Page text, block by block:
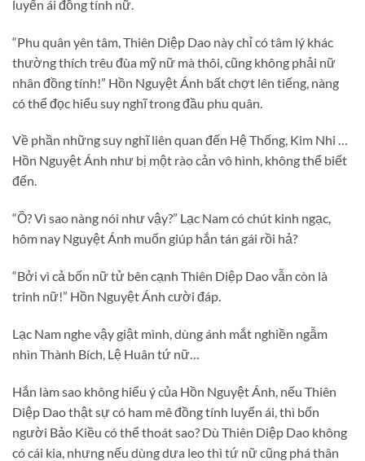
luyến ái đồng tính nữ.
“Phu quân yên tâm, Thiên Diệp Dao này chỉ có tâm lý khác
thường thích trêu đùa mỹ nữ mà thôi, cũng không phải nữ
nhân đồng tính!” Hồn Nguyệt Ánh bất chợt lên tiếng, nàng
có thể đọc hiểu suy nghĩ trong đầu phu quân.
Về phần những suy nghĩ liên quan đến Hệ Thống, Kim Nhi …
Hồn Nguyệt Ánh như bị một rào cản vô hình, không thể biết
đến.
“Ồ? Vì sao nàng nói như vậy?” Lạc Nam có chút kinh ngạc,
hôm nay Nguyệt Ánh muốn giúp hắn tán gái rồi hả?
“Bởi vì cả bốn nữ tử bên cạnh Thiên Diệp Dao vẫn còn là
trinh nữ!” Hồn Nguyệt Ánh cười đáp.
Lạc Nam nghe vậy giật mình, dùng ánh mắt nghiền ngẫm
nhìn Thành Bích, Lệ Huân tứ nữ…
Hắn làm sao không hiểu ý của Hồn Nguyệt Ánh, nếu Thiên
Diệp Dao thật sự có ham mê đồng tính luyến ái, thì bốn
người Bảo Kiều có thể thoát sao? Dù Thiên Diệp Dao không
có cái kia, nhưng nếu dùng dưa leo thì tứ nữ cũng phá thân